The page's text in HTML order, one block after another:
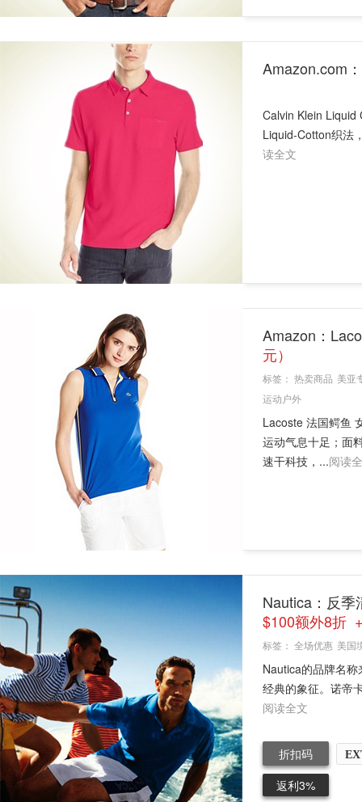
Amazon.com
Calvin Klein Liquid
Liquid-Cotton织法
读全文
Amazon：
元）
标签： 热卖商品 美亚
运动户外
Lacoste 法国鳄鱼
运动气息十足；面
速干科技，...阅读
Nautica：反
$100额外8折
标签： 全场优惠 美国
Nautica的品牌名
经典的象征。诺帝
阅读全文
折扣码
返利3%